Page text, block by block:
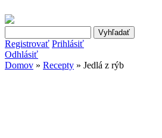
Vyhľadávanie
Registrovať Prihlásiť
Odhlásiť
Domov » Recepty » Jedlá z rýb